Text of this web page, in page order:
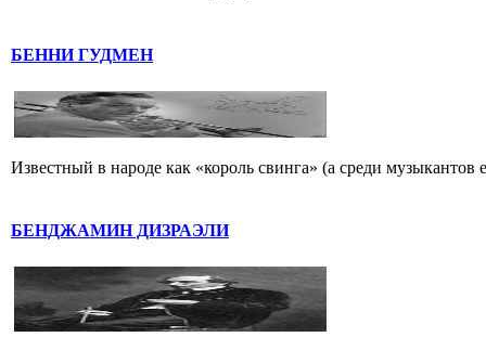
БЕННИ ГУДМЕН
Известный в народе как «король свинга» (а среди
БЕНДЖАМИН ДИЗРАЭЛИ